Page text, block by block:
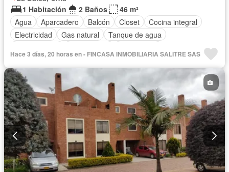
1 Habitación
2 Baños
46 m²
Agua
Aparcadero Balcón Closet
Cocina integral
Electricidad
Gas natural
Tanque de agua
Hace 3 días, 20 horas en - FINCASA INMOBILIARIA SALITRE SAS